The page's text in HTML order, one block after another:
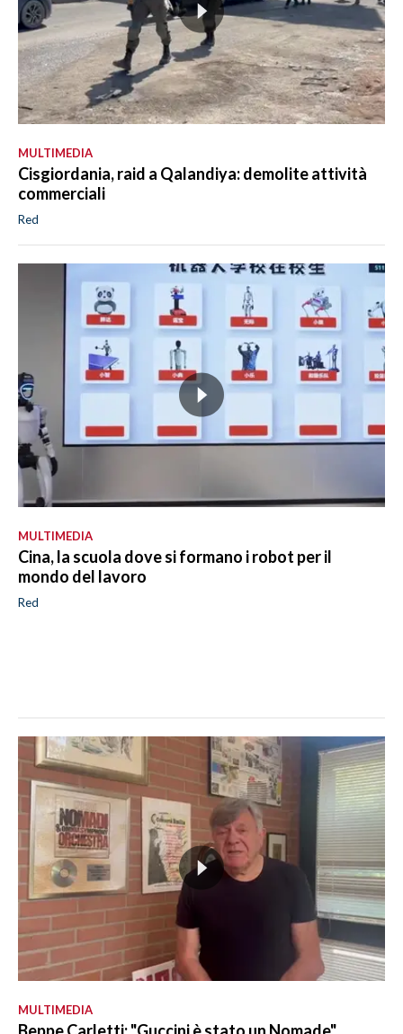
MULTIMEDIA
Cisgiordania, raid a Qalandiya: demolite attività
commerciali
Red
MULTIMEDIA
Cina, la scuola dove si formano i robot per il
mondo del lavoro
Red
MULTIMEDIA
Beppe Carletti: "Guccini è stato un Nomade"